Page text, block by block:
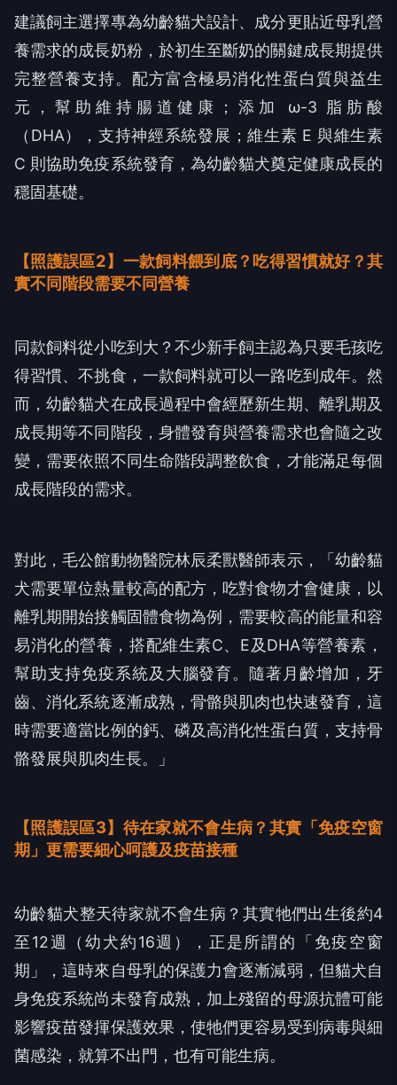
建議飼主選擇專為幼齡貓犬設計、成分更貼近母乳營
養需求的成長奶粉，於初生至斷奶的關鍵成長期提供
完整營養支持。配方富含極易消化性蛋白質與益生
元，幫助維持腸道健康；添加 ω-3 脂肪酸
（DHA），支持神經系統發展；維生素 E 與維生素
C 則協助免疫系統發育，為幼齡貓犬奠定健康成長的
穩固基礎。
【照護誤區2】一款飼料餵到底？吃得習慣就好？其
實不同階段需要不同營養
同款飼料從小吃到大？不少新手飼主認為只要毛孩吃
得習慣、不挑食，一款飼料就可以一路吃到成年。然
而，幼齡貓犬在成長過程中會經歷新生期、離乳期及
成長期等不同階段，身體發育與營養需求也會隨之改
變，需要依照不同生命階段調整飲食，才能滿足每個
成長階段的需求。
對此，毛公館動物醫院林辰柔獸醫師表示，「幼齡貓
犬需要單位熱量較高的配方，吃對食物才會健康，以
離乳期開始接觸固體食物為例，需要較高的能量和容
易消化的營養，搭配維生素C、E及DHA等營養素，
幫助支持免疫系統及大腦發育。隨著月齡增加，牙
齒、消化系統逐漸成熟，骨骼與肌肉也快速發育，這
時需要適當比例的鈣、磷及高消化性蛋白質，支持骨
骼發展與肌肉生長。」
【照護誤區3】待在家就不會生病？其實「免疫空窗
期」更需要細心呵護及疫苗接種
幼齡貓犬整天待家就不會生病？其實牠們出生後約4
至12週（幼犬約16週），正是所謂的「免疫空窗
期」，這時來自母乳的保護力會逐漸減弱，但貓犬自
身免疫系統尚未發育成熟，加上殘留的母源抗體可能
影響疫苗發揮保護效果，使牠們更容易受到病毒與細
菌感染，就算不出門，也有可能生病。